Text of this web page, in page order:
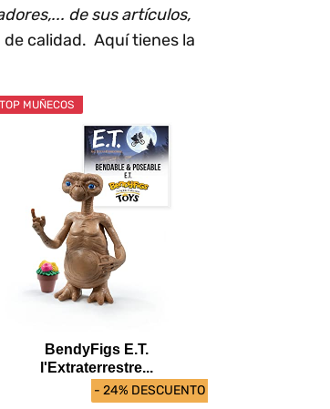
de sus artículos,
de calidad. Aquí tienes la
- 24% DESCUENTO
TOP MUÑECOS
BendyFigs E.T.
l'Extraterrestre...